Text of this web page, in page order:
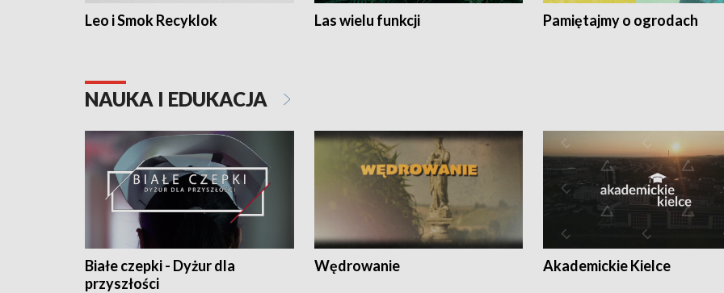
Leo i Smok Recyklok Las wielu funkcji Pamiętajmy o ogrodach
NAUKA I EDUKACJA
Białe czepki - Dyżur dla
przyszłości
Wędrowanie Akademickie Kielce